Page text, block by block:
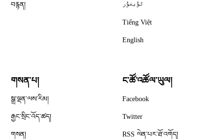
བརྙན། ئۇيغۇر
Tiếng Việt
English
གསན་པ།
སྒྲ་ལྡན་ལས་རིམ།
རྒྱང་སྲིང་འོད་ཚད།
གསན།
ང་ཚོ་འཚོལ་ཡུལ།
Facebook
Twitter
RSS ལེན་པར་ཐོ་འགོད།